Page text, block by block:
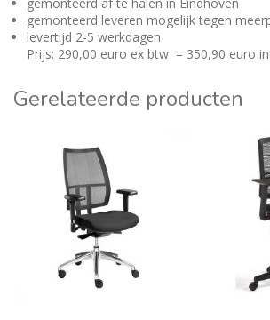
gemonteerd leveren mogelijk tegen
levertijd 2-5 werkdagen
Prijs: 290,00 euro ex btw – 350,90 euro
Gerelateerde producten